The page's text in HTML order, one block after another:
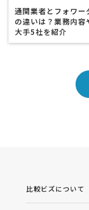
通関業者とフォワー
の違いは？業務内容
大手5社を紹介
比較ビズについて